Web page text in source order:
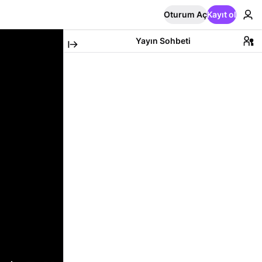
Oturum AçKayıt ol
Yayın Sohbeti